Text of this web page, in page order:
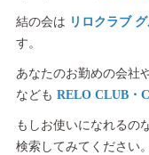
結の会は リロクラブ
す。
あなたのお勤めの会社
なども RELO CLUB・
もしお使いになれるの
検索してみてください。